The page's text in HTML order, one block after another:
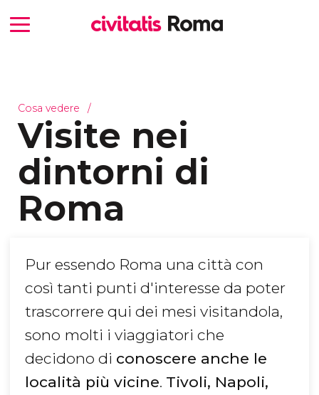
Cosa vedere
Visite nei
dintorni di
Roma
Pur essendo Roma una città con
così tanti punti d'interesse da poter
trascorrere qui dei mesi visitandola,
sono molti i viaggiatori che
decidono di conoscere anche le
località più vicine. Tivoli, Napoli,